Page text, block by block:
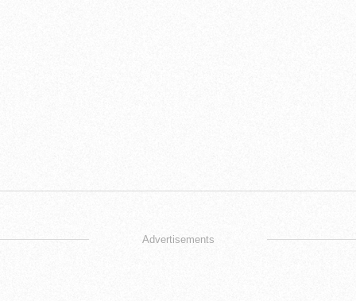
Advertisements